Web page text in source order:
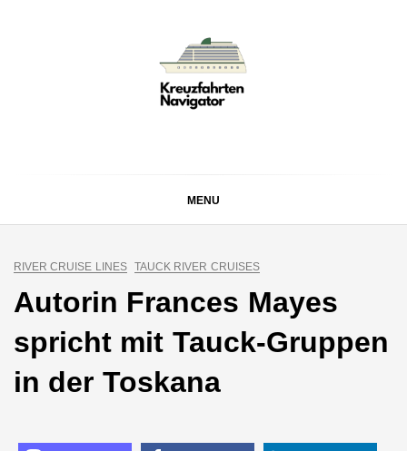
MENU
RIVER CRUISE LINES TAUCK RIVER CRUISES
Autorin Frances Mayes
spricht mit Tauck-Gruppen
in der Toskana